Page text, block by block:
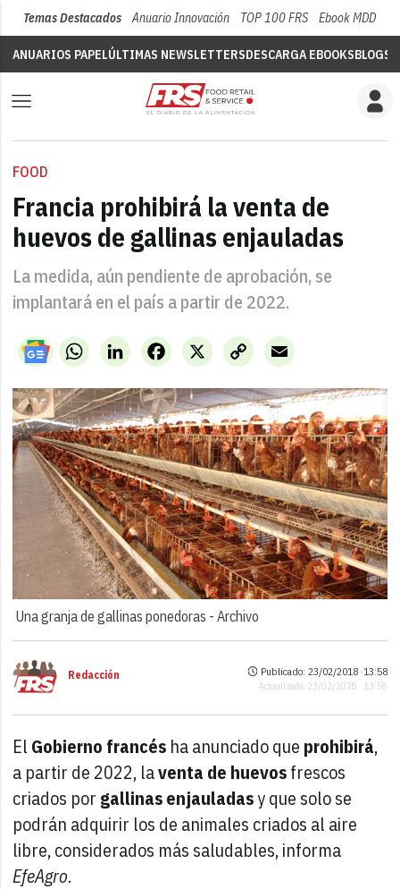
Temas Destacados Anuario Innovación TOP 100 FRS Ebook MDD
ANUARIOS PAPELÚLTIMAS NEWSLETTERSDESCARGA EBOOKSBLOGS
FOOD
Francia prohibirá la venta de
huevos de gallinas enjauladas
La medida, aún pendiente de aprobación, se
implantará en el país a partir de 2022.
WhatsAppLinkedIn X
Facebook
Copy
Link
Email
Una granja de gallinas ponedoras -Archivo
Redacción Publicado: 23/02/2018 ·13:58
Actualizado: 23/02/2018 · 13:58
El Gobierno francés ha anunciado que prohibirá,
a partir de 2022, laventa de huevosfrescos
criados por gallinas enjauladasy que solo se
podrán adquirir los de animales criados al aire
libre, considerados más saludables, informa
EfeAgro.